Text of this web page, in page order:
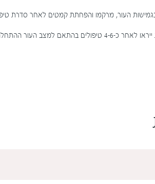
העור, מרקמו והפחתת קמטים לאחר סדרת
בהתאם למצב העור ההתחלתי.